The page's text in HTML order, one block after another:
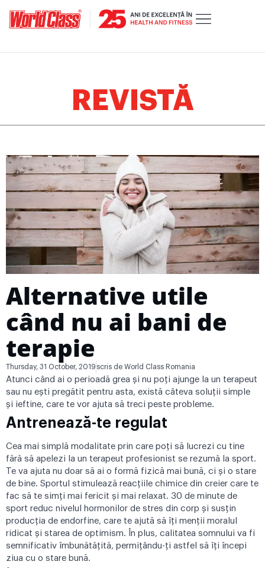
REVISTĂ
Alternative utile
când nu ai bani de
terapie
Thursday, 31 October, 2019 scris de World Class Romania
Atunci când ai o perioadă grea și nu poți ajunge la un terapeut
sau nu ești pregătit pentru asta, există câteva soluții simple
și ieftine, care te vor ajuta să treci peste probleme.
Antrenează-te regulat
Cea mai simplă modalitate prin care poți să lucrezi cu tine
fără să apelezi la un terapeut profesionist se rezumă la sport.
Te va ajuta nu doar să ai o formă fizică mai bună, ci și o stare
de bine. Sportul stimulează reacțiile chimice din creier care te
fac să te simți mai fericit și mai relaxat. 30 de minute de
sport reduc nivelul hormonilor de stres din corp și susțin
producția de endorfine, care te ajută să îți menții moralul
ridicat și starea de optimism. În plus, calitatea somnului va fi
semnificativ îmbunătățită, permițându-ți astfel să îți începi
ziua cu o stare bună.